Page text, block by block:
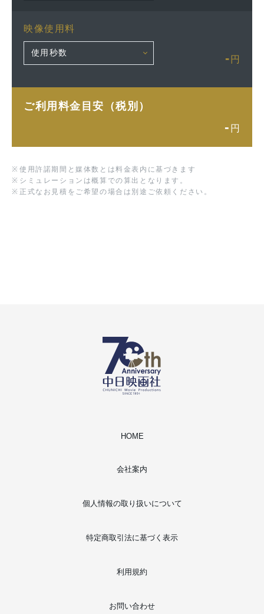
映像使用料
- 円
ご利用料金目安（税別）
- 円
※ 使用許諾期間と媒体数とは料金表内に基づきます
※ シミュレーションは概算での算出となります。
※ 正式なお見積をご希望の場合は別途ご依頼ください。
HOME
会社案内
個人情報の取り扱いについて
特定商取引法に基づく表示
利用規約
お問い合わせ